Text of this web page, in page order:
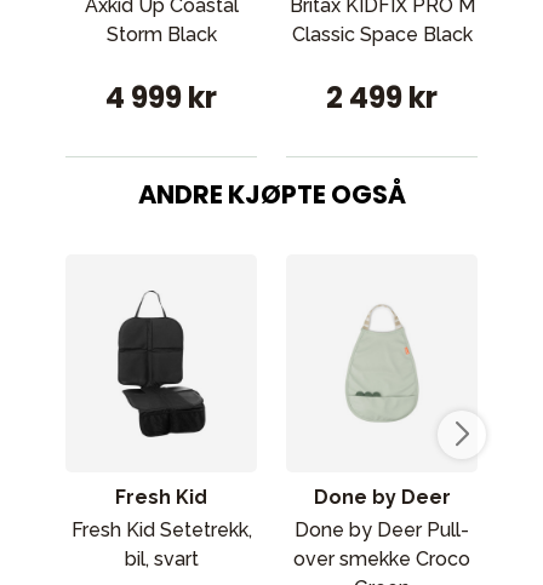
Axkid Up Coastal
Storm Black
4 999 kr
Britax KIDFIX PRO M
Classic Space Black
2 499 kr
ANDRE KJØPTE OGSÅ
Fresh Kid
Fresh Kid Setetrekk,
bil, svart
Done by Deer
Done by Deer Pull-
over smekke Croco